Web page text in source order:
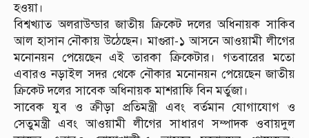
হওয়া।
বিশ্বখ্যাত অলরাউন্ডার জাতীয় ক্রিকেট দলের অধিনায়ক সাকিব
আল হাসান নৌকায় উঠেছেন। মাগুরা-১ আসনে আওয়ামী লীগের
মনোনয়ন পেয়েছেন এই তারকা ক্রিকেটার। গতবারের মতো
এবারও নড়াইল সদর থেকে নৌকার মনোনয়ন পেয়েছেন জাতীয়
ক্রিকেট দলের সাবেক অধিনায়ক মাশরাফি বিন মর্তুজা।
সাবেক যুব ও ক্রীড়া প্রতিমন্ত্রী এবং বর্তমান যোগাযোগ ও
সেতুমন্ত্রী এবং আওয়ামী লীগের সাধারণ সম্পাদক ওবায়দুল